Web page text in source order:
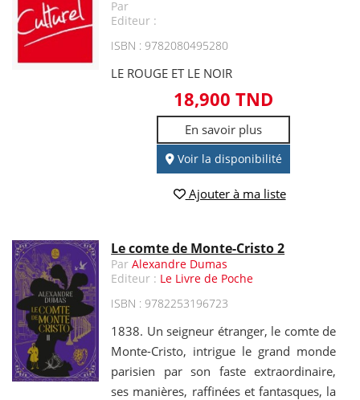
Par
Editeur :
ISBN : 9782080495280
LE ROUGE ET LE NOIR
18,900 TND
En savoir plus
Voir la disponibilité
Ajouter à ma liste
Le comte de Monte-Cristo 2
ParAlexandre Dumas
Editeur : Le Livre de Poche
ISBN : 9782253196723
1838. Un seigneur étranger, le comte de
Monte-Cristo, intrigue le grand monde
parisien par son faste extraordinaire,
ses manières, raffinées et fantasques, la